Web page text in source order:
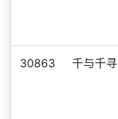
30863 千与千寻